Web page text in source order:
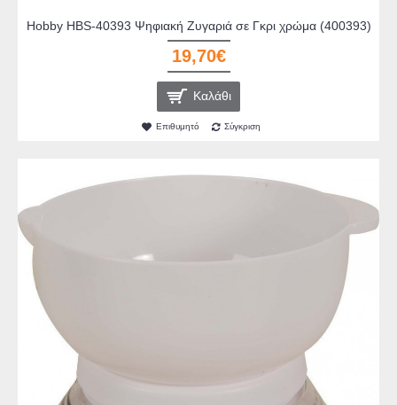
Hobby HBS-40393 Ψηφιακή Ζυγαριά σε Γκρι χρώμα (400393)
19,70€
Καλάθι
Επιθυμητό Σύγκριση